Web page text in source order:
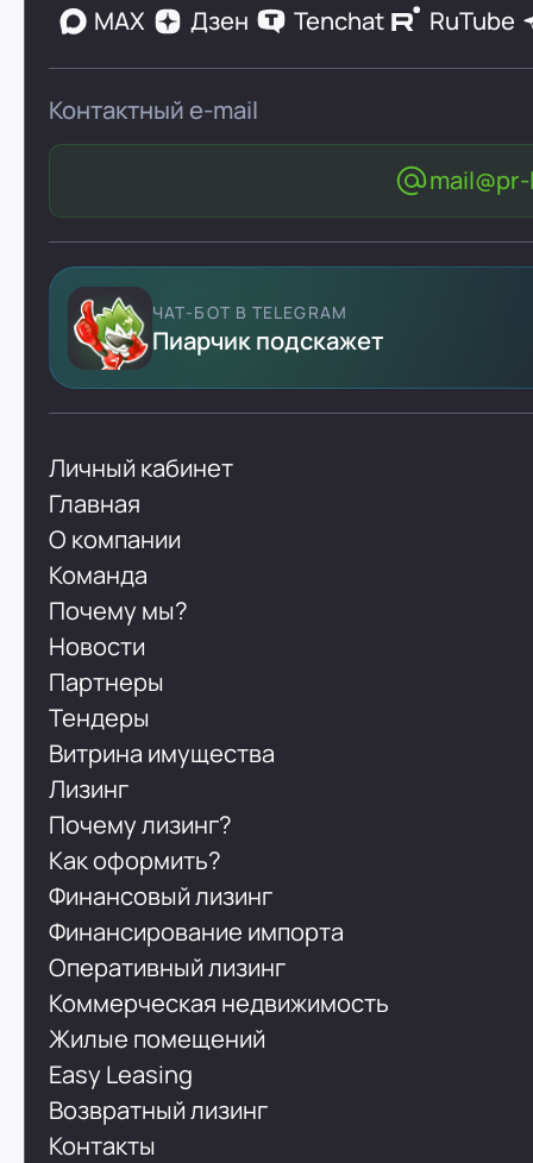
MAX Дзен Tenchat RuTube
Контактный e-mail
ЧАТ-БОТ В TELEGRAM
Пиарчик подскажет
Личный кабинет
Главная
О компании
Команда
Почему мы?
Новости
Партнеры
Тендеры
Витрина имущества
Лизинг
Почему лизинг?
Как оформить?
Финансовый лизинг
Финансирование импорта
Оперативный лизинг
Коммерческая недвижимость
Жилые помещений
Easy Leasing
Возвратный лизинг
Контакты